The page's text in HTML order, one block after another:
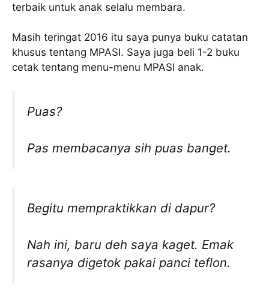
terbaik untuk anak selalu membara.
Masih teringat 2016 itu saya punya buku catatan
khusus tentang MPASI. Saya juga beli 1-2 buku
cetak tentang menu-menu MPASI anak.
Puas?
Pas membacanya sih puas banget.
Begitu mempraktikkan di dapur?
Nah ini, baru deh saya kaget. Emak
rasanya digetok pakai panci teflon.